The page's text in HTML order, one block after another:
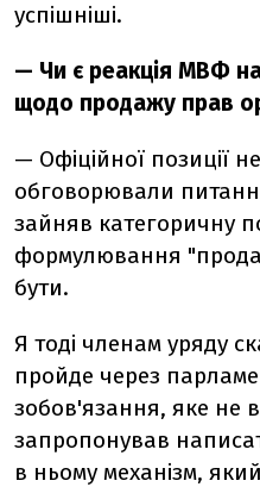
успішніші.
— Чи є реакція МВФ
щодо продажу прав
— Офіційної позиції
обговорювали
зайняв категоричну
формулювання
бути.
Я тоді членам уряду
пройде через
зобов'язання, яке не
запропонував
в ньому механізм,